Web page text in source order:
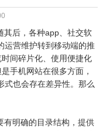
其后，各种app、社交软
运营维护转到移动端的推
间碎片化、使用便捷化
手机网站在很多方面，
式也会存在差异性。那么
明确的目录结构，提供